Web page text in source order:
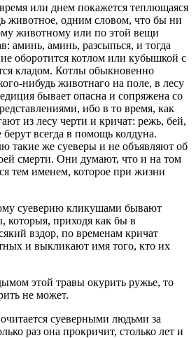
или днем покажется теплющаяся
животное, одним словом, что бы ни
животному или по этой вещи
аминь, аминь, разсыпься, и тогда
оборотится котлом или кубышкой с
кладом. Котлы обыкновенно
нибудь животнаго на поле, в лесу
бывает опасна и сопряжена со
ибо в то время, как
из лесу черти и кричат: режь, бей,
всегда в помощь колдуна.
такие же суеверы и не объявляют об
смерти. Они думают, что и на том
тем именем, которое при жизни
суеверию кликушами бывают
приходя как бы в
вздор, по временам кричат
и выкликают имя того, кто их
этой травы окурить ружье, то
не может.
суеверными людьми за
раз она прокричит, столько лет и